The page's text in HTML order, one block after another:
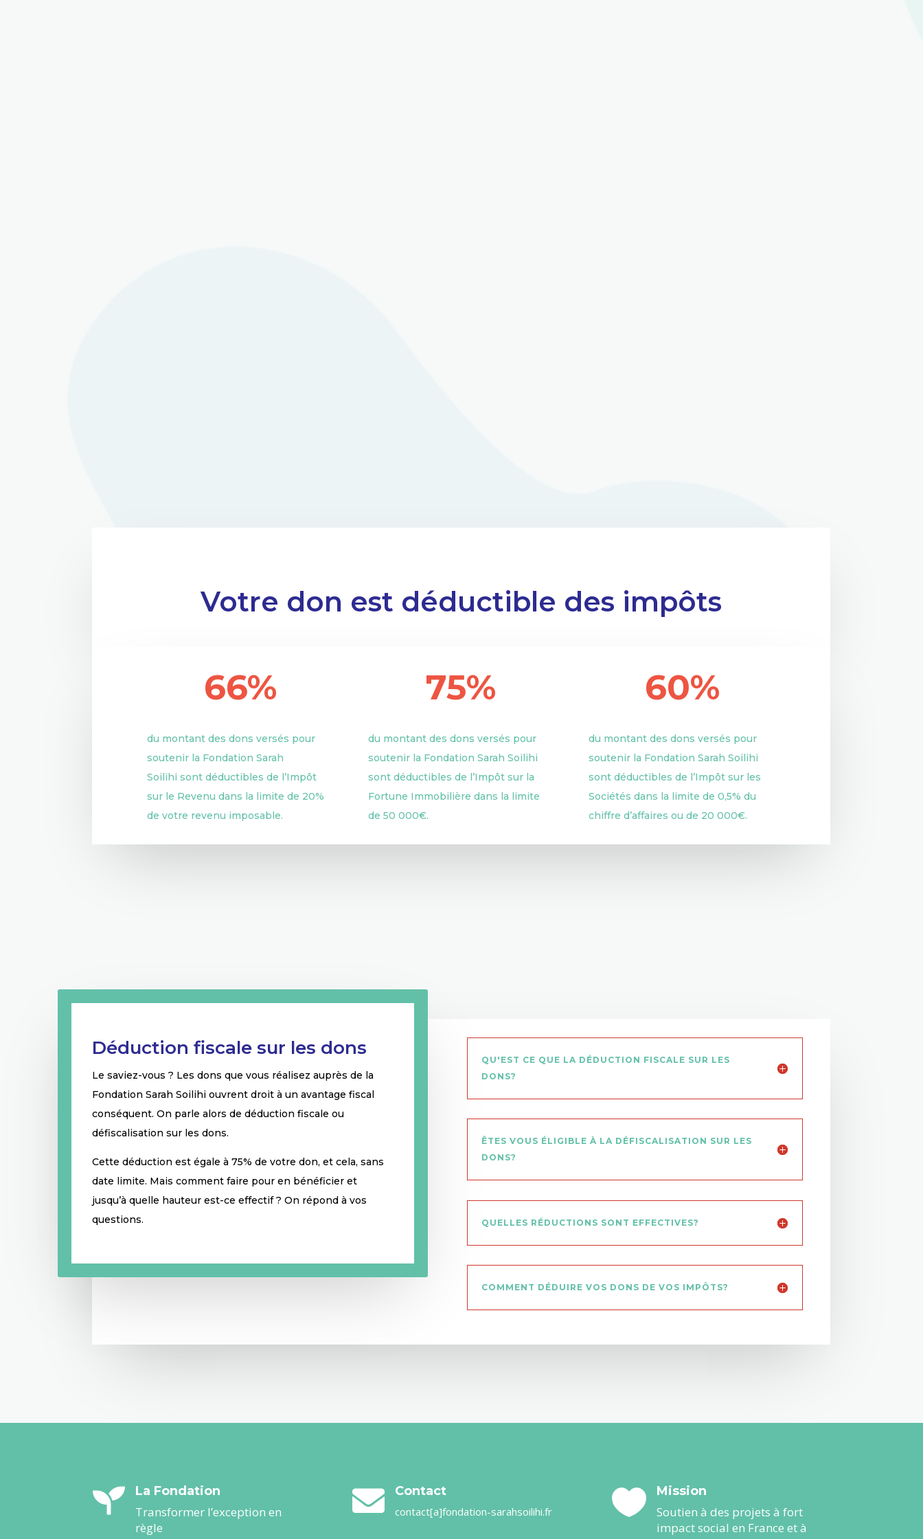
Votre don est déductible des impôts
66%
du montant des dons versés pour
soutenir la Fondation Sarah
Soilihi sont déductibles de l’Impôt
sur le Revenu dans la limite de 20%
de votre revenu imposable.
75%
du montant des dons versés pour
soutenir la Fondation Sarah Soilihi
sont déductibles de l’Impôt sur la
Fortune Immobilière dans la limite
de 50 000€.
60%
du montant des dons versés pour
soutenir la Fondation Sarah Soilihi
sont déductibles de l’Impôt sur les
Sociétés dans la limite de 0,5% du
chiffre d’affaires ou de 20 000€.
Déduction fiscale sur les dons
Le saviez-vous ? Les dons que vous réalisez auprès de la
Fondation Sarah Soilihi ouvrent droit à un avantage fiscal
conséquent. On parle alors de déduction fiscale ou
défiscalisation sur les dons.
Cette déduction est égale à 75% de votre don, et cela, sans
date limite. Mais comment faire pour en bénéficier et
jusqu’à quelle hauteur est-ce effectif ? On répond à vos
questions.
QU'EST CE QUE LA DÉDUCTION FISCALE SUR LES
DONS?
ÊTES VOUS ÉLIGIBLE À LA DÉFISCALISATION SUR LES
DONS?
QUELLES RÉDUCTIONS SONT EFFECTIVES?
COMMENT DÉDUIRE VOS DONS DE VOS IMPÔTS?
 La Fondation
Transformer l’exception en
règle
 Contact
contact[a]fondation-sarahsoilihi.fr  Mission
Soutien à des projets à fort
impact social en France et à